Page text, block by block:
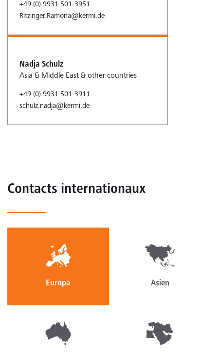
+49 (0) 9931 501-3951
Ritzinger.Ramona@kermi.de
Nadja Schulz
Asia & Middle East & other countries
+49 (0) 9931 501-3911
schulz.nadja@kermi.de
Contacts internationaux
Europa Asien